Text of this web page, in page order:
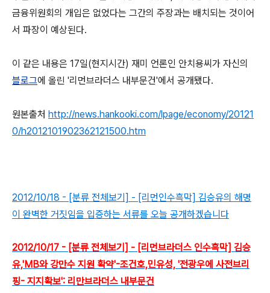
금융위원회의 개입은 없었다는 그간의 주장과는 배치되는 것이어
서 파장이 예상된다.
이 같은 내용은 17일(현지시간) 재미 언론인 안치용씨가 자신의
블로그에 올린 '리먼브라더스 내부문건'에서 공개됐다.
원본출처 http://news.hankooki.com/lpage/economy/20121
0/h2012101902362121500.htm
2012/10/18 - [분류 전체보기] - [리먼인수흑막] 김승유의 해명
이 완벽한 거짓임을 입증하는 서류를 오늘 공개하겠습니다
2012/10/17 - [분류 전체보기] - [리먼브라더스 인수흑막] 김승
유,'MB와 강만수 지원 확약'-조건호,민유성, '전광우에 사전브리
핑- 지지확보': 리만브라더스 내부문건